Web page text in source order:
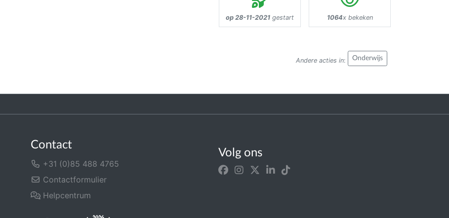
op 28-11-2021 gestart 1064x bekeken
Andere acties in: Onderwijs
Contact
+31 (0)85 488 4765
Contactformulier
Helpcentrum
Volg ons